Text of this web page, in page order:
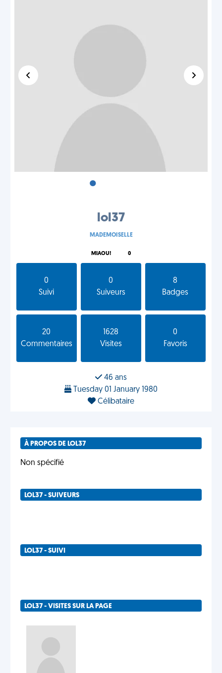
•
lol37
MADEMOISELLE
MIAOU! 0
0
Suivi
0
Suiveurs
8
Badges
20
Commentaires
1628
Visites
0
Favoris
46 ans
Tuesday 01 January 1980
Célibataire
À PROPOS DE LOL37
Non spécifié
LOL37 - SUIVEURS
LOL37 - SUIVI
LOL37 - VISITES SUR LA PAGE